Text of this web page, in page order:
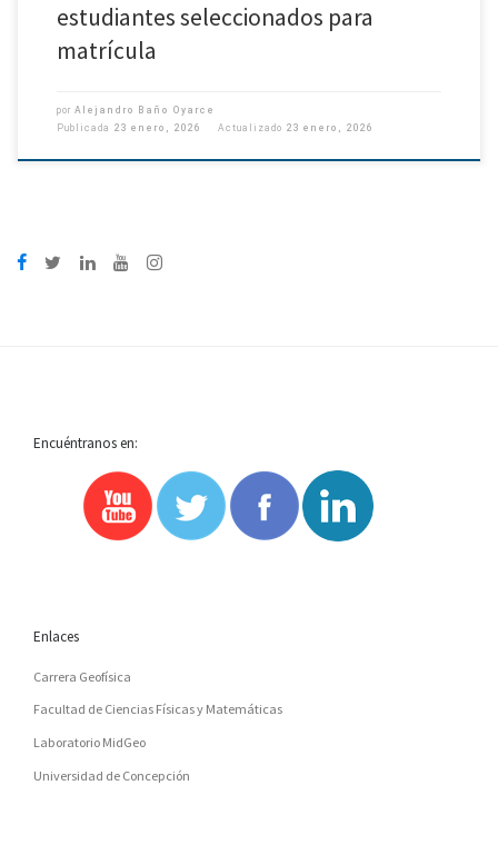
estudiantes seleccionados para
matrícula
por Alejandro Baño Oyarce
Publicada 23 enero, 2026 Actualizado 23 enero, 2026
Encuéntranos en:
Enlaces
Carrera Geofísica
Facultad de Ciencias Físicas y Matemáticas
Laboratorio MidGeo
Universidad de Concepción